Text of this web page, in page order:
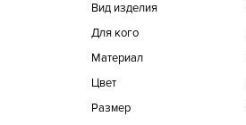
Вид изделия
Для кого
Материал
Цвет
Размер